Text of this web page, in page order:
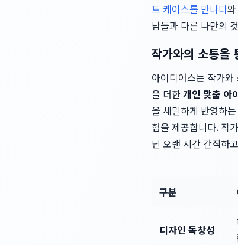
트 케이스를 만나다
남들과 다른 나만의
작가와의 소통을
아이디어스는 작가
을 더한개인 맞춤 아
을 세밀하게 반영하
험을 제공합니다. 작
닌 오랜 시간 간직하
구분
디자인 독창성